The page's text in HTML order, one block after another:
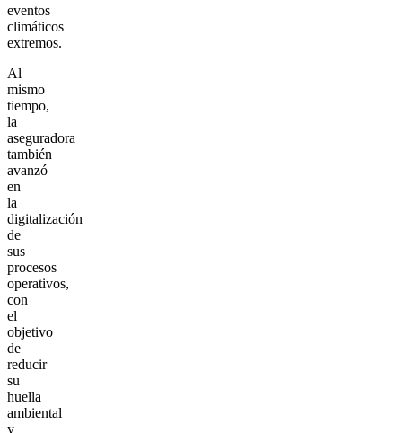
eventos
climáticos
extremos.
Al
mismo
tiempo,
la
aseguradora
también
avanzó
en
la
digitalización
de
sus
procesos
operativos,
con
el
objetivo
de
reducir
su
huella
ambiental
y